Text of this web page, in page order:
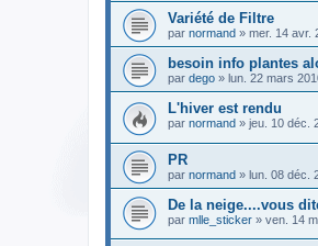
Variété de Filtre
par normand » mer. 14 avr.
besoin info plantes
par dego » lun. 22 mars
L'hiver est rendu
par normand » jeu. 10 déc.
PR
par normand » lun. 08 déc.
De la neige....vous
par mlle_sticker » ven. 14